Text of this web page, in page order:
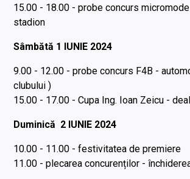
15.00 - 18.00 - probe concurs
stadion
Sâmbătă 1 IUNIE 2024
9.00 - 12.00 - probe concurs F4B -
clubului )
15.00 - 17.00 - Cupa Ing. Ioan Zeicu -
Duminică 2 IUNIE 2024
10.00 - 11.00 - festivitatea de premiere
11.00 - plecarea concurenților -